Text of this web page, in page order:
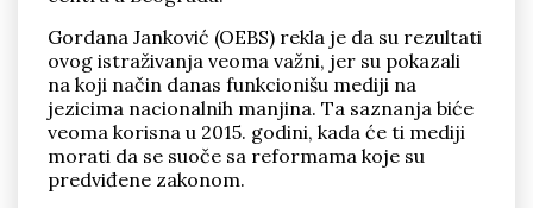
Gordana Janković (OEBS) rekla je da su rezultati
ovog istraživanja veoma važni, jer su pokazali
na koji način danas funkcionišu mediji na
jezicima nacionalnih manjina. Ta saznanja biće
veoma korisna u 2015. godini, kada će ti mediji
morati da se suoče sa reformama koje su
predviđene zakonom.